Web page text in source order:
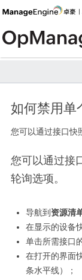
如何禁用单
您可以通过接口快
您可以通过接
轮询选项。
导航到 资源清
在显示的设备
单击所需接口
在打开的界面
条水平线）；